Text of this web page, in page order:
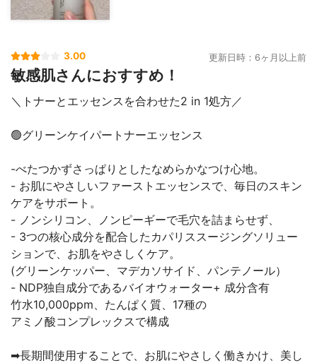
3.00 更新日時：6ヶ月以上前
敏感肌さんにおすすめ！
＼トナーとエッセンスを合わせた2 in 1処方／
🟢グリーンケイパートナーエッセンス
-べたつかずさっぱりとしたなめらかなつけ心地。
- お肌にやさしいファーストエッセンスで、毎日のスキン
ケアをサポート。
- ノンシリコン、ノンピーギーで毛穴を詰まらせず、
- 3つの核心成分を配合したカパリススージングソリュー
ションで、お肌をやさしくケア。
(グリーンケッパー、マデカソサイド、パンテノール）
- NDP独自成分であるバイオウォーター+ 成分含有
竹水10,000ppm、たんぱく質、17種の
アミノ酸コンプレックスで構成
➡長期間使用することで、お肌にやさしく働きかけ、美し